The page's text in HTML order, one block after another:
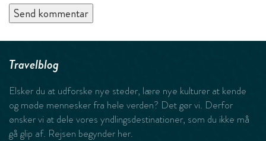
Travelblog
Elsker du at udforske nye steder, lære nye kulturer at kende
og møde mennesker fra hele verden? Det gør vi. Derfor
ønsker vi at dele vores yndlingsdestinationer, som du ikke må
gå glip af. Rejsen begynder her.